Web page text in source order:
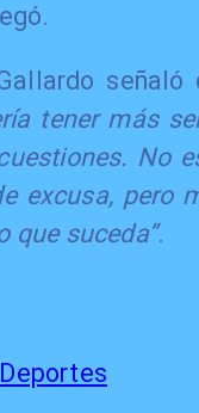
señaló
tener más
No
excusa, pero
que suceda”.